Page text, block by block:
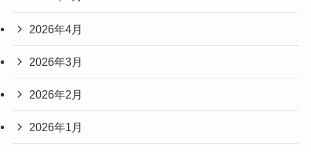
2026年4月
2026年3月
2026年2月
2026年1月